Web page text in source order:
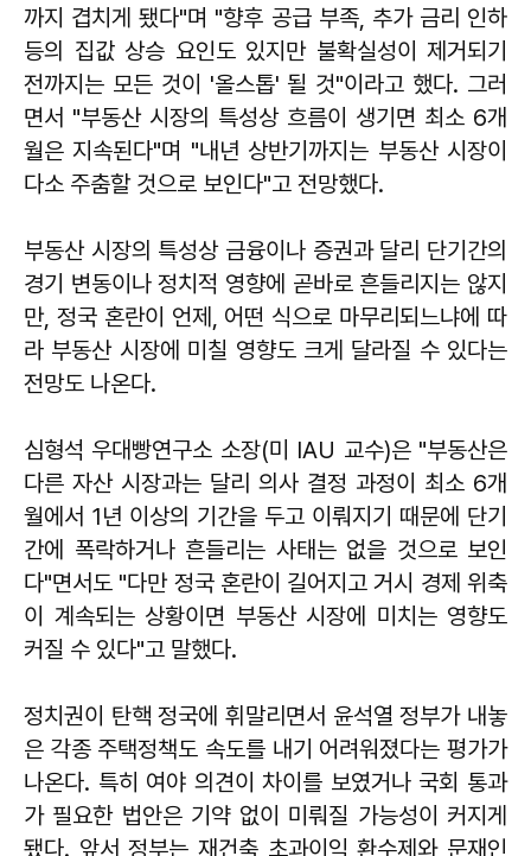
까지 겹치게 됐다"며 "향후 공급 부족, 추가 금리 인하
등의 집값 상승 요인도 있지만 불확실성이 제거되기
전까지는 모든 것이 '올스톱' 될 것"이라고 했다. 그러
면서 "부동산 시장의 특성상 흐름이 생기면 최소 6개
월은 지속된다"며 "내년 상반기까지는 부동산 시장이
다소 주춤할 것으로 보인다"고 전망했다.
부동산 시장의 특성상 금융이나 증권과 달리 단기간의
경기 변동이나 정치적 영향에 곧바로 흔들리지는 않지
만, 정국 혼란이 언제, 어떤 식으로 마무리되느냐에 따
라 부동산 시장에 미칠 영향도 크게 달라질 수 있다는
전망도 나온다.
심형석 우대빵연구소 소장(미 IAU 교수)은 "부동산은
다른 자산 시장과는 달리 의사 결정 과정이 최소 6개
월에서 1년 이상의 기간을 두고 이뤄지기 때문에 단기
간에 폭락하거나 흔들리는 사태는 없을 것으로 보인
다"면서도 "다만 정국 혼란이 길어지고 거시 경제 위축
이 계속되는 상황이면 부동산 시장에 미치는 영향도
커질 수 있다"고 말했다.
정치권이 탄핵 정국에 휘말리면서 윤석열 정부가 내놓
은 각종 주택정책도 속도를 내기 어려워졌다는 평가가
나온다. 특히 여야 의견이 차이를 보였거나 국회 통과
가 필요한 법안은 기약 없이 미뤄질 가능성이 커지게
됐다. 앞서 정부는 재건축 초과이익 환수제와 문재인